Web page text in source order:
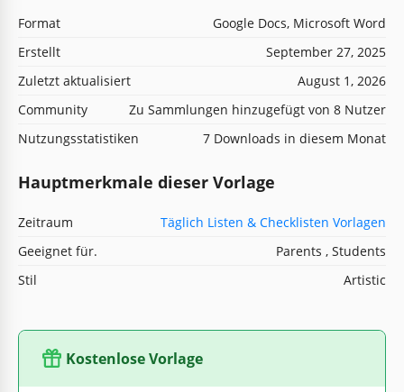
Format
Google Docs, Microsoft Word
Erstellt
September 27, 2025
Zuletzt aktualisiert
August 1, 2026
Community
Zu Sammlungen hinzugefügt von 8 Nutzer
Nutzungsstatistiken
7 Downloads in diesem Monat
Hauptmerkmale dieser Vorlage
Zeitraum
Täglich Listen & Checklisten Vorlagen
Geeignet für.
Parents , Students
Stil
Artistic
Kostenlose Vorlage